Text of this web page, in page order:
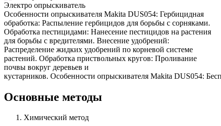
Электро опрыскиватель
Особенности опрыскивателя Makita DUS054: Гербицидная
обработка: Распыление гербицидов для борьбы с сорняками.
Обработка пестицидами: Нанесение пестицидов на растения
для борьбы с вредителями. Внесение удобрений:
Распределение жидких удобрений по корневой системе
растений. Обработка приствольных кругов: Проливание
почвы вокруг деревьев и
кустарников. Особенности опрыскивателя Makita DUS054:
Основные методы
Химический метод